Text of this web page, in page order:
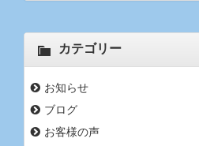
カテゴリー
お知らせ
ブログ
お客様の声